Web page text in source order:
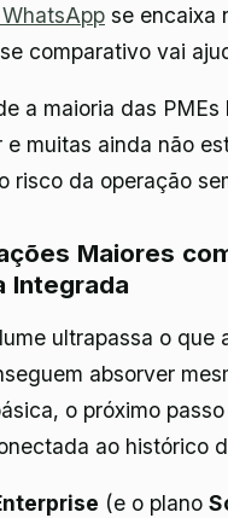
se encaixa
comparativo vai
a maioria das PMEs
e muitas ainda não
risco da operação
Maiores
Integrada
ultrapassa o que
absorver
o próximo
ao histórico
(e o plano